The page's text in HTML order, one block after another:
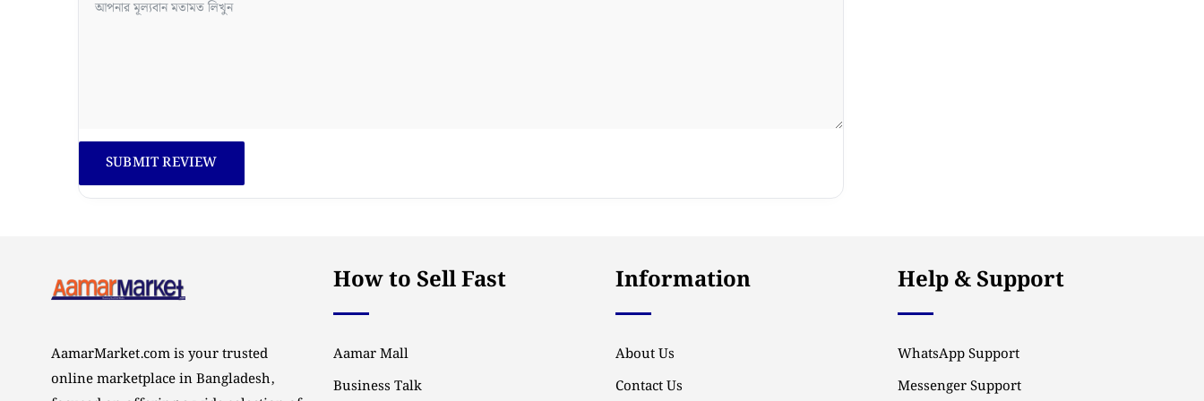
AamarMarket.com is your trusted
online marketplace in Bangladesh,
How to Sell Fast
Aamar Mall
Business Talk
Information
About Us
Contact Us
Help & Support
WhatsApp Support
Messenger Support